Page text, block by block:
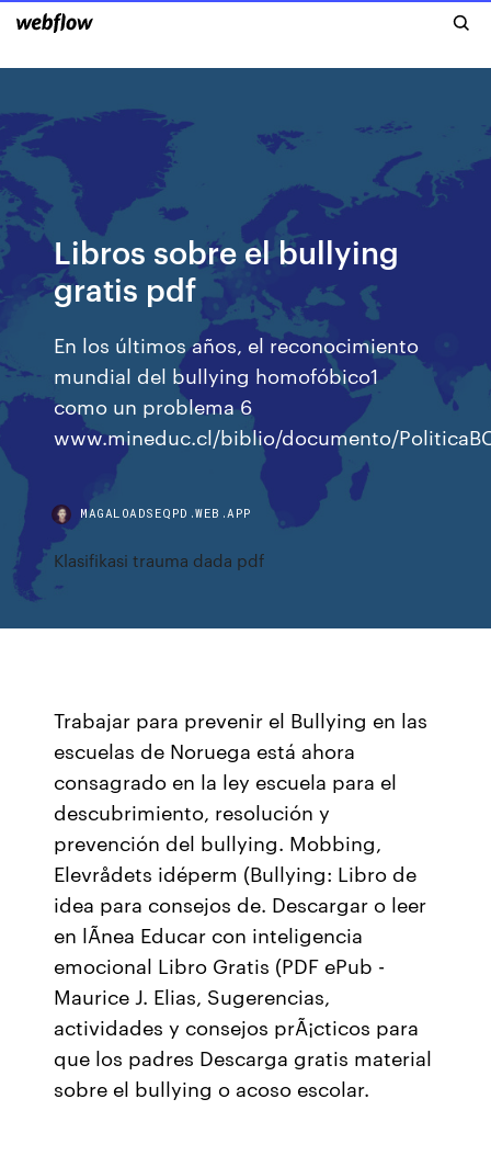
Libros sobre el bullying
gratis pdf
En los últimos años, el reconocimiento
mundial del bullying homofóbico1
como un problema 6
www.mineduc.cl/biblio/documento/
MAGALOADSEQPD.WEB.APP
Klasifikasi trauma dada pdf
Trabajar para prevenir el Bullying en las
escuelas de Noruega está ahora
consagrado en la ley escuela para el
descubrimiento, resolución y
prevención del bullying. Mobbing,
Elevrådets idéperm (Bullying: Libro de
idea para consejos de. Descargar o leer
en lÃnea Educar con inteligencia
emocional Libro Gratis (PDF ePub -
Maurice J. Elias, Sugerencias,
actividades y consejos prÃ¡cticos para
que los padres Descarga gratis material
sobre el bullying o acoso escolar.